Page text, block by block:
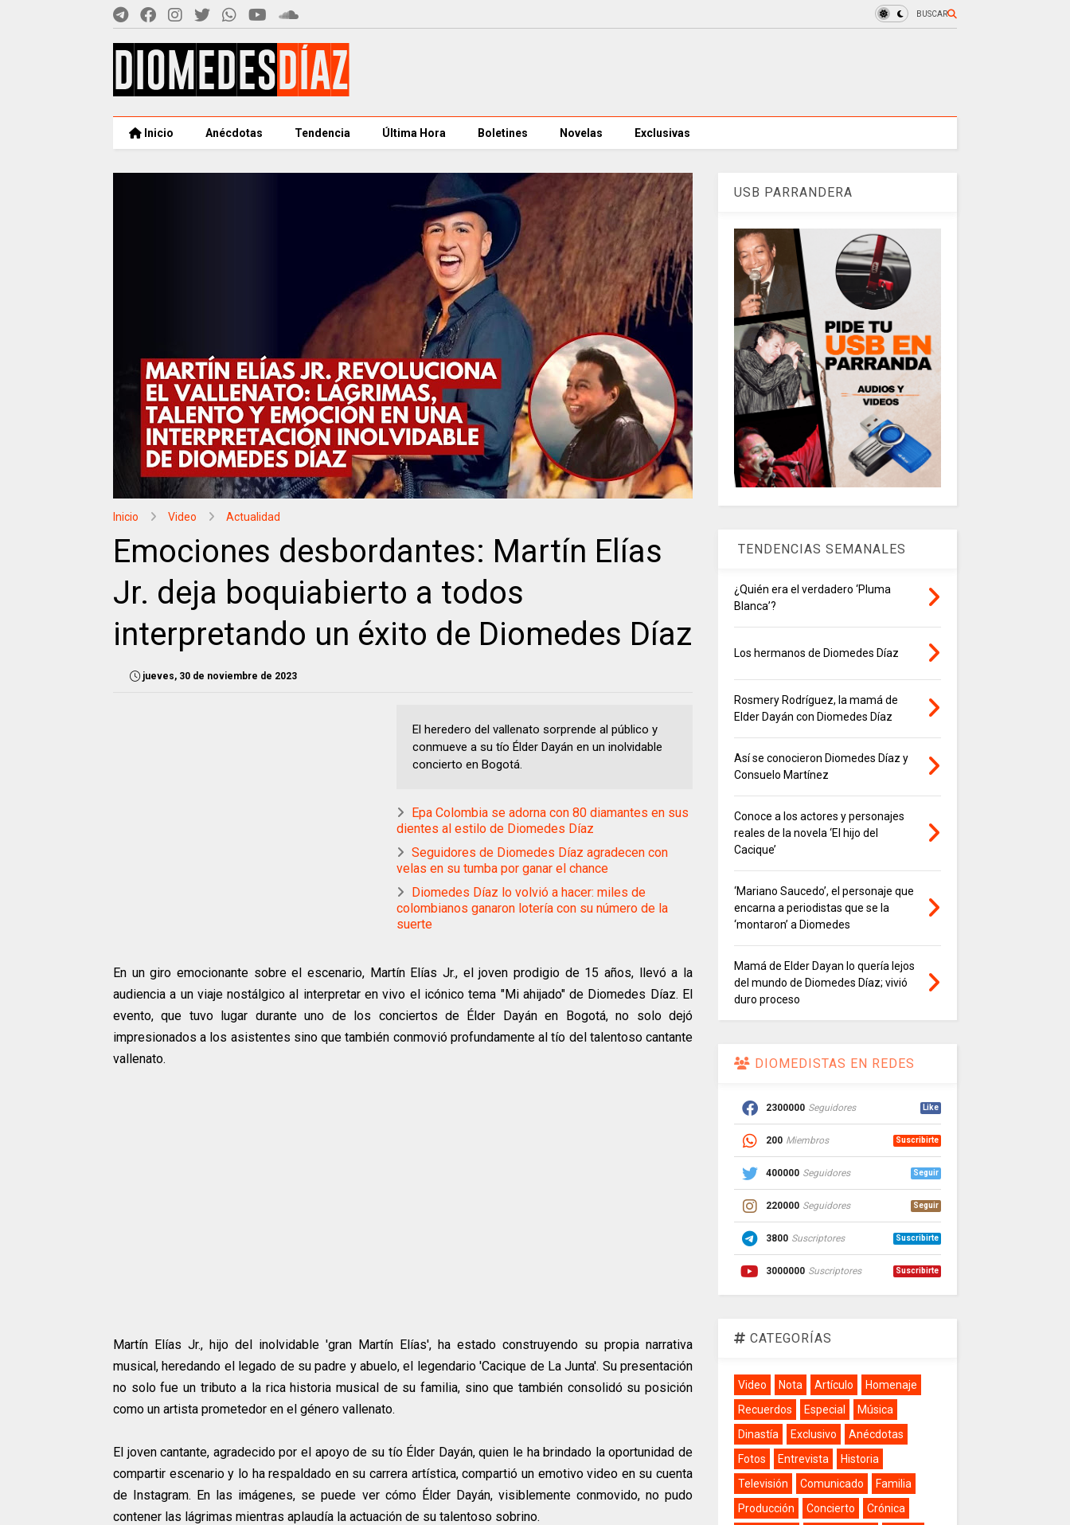
BUSCAR
Inicio Anécdotas Tendencia Última Hora Boletines Novelas Exclusivas
Inicio Video Actualidad
Emociones desbordantes: Martín Elías
Jr. deja boquiabierto a todos
interpretando un éxito de Diomedes Díaz
jueves, 30 de noviembre de 2023
El heredero del vallenato sorprende al público y
conmueve a su tío Élder Dayán en un inolvidable
concierto en Bogotá.
Epa Colombia se adorna con 80 diamantes en sus
dientes al estilo de Diomedes Díaz
Seguidores de Diomedes Díaz agradecen con
velas en su tumba por ganar el chance
Diomedes Díaz lo volvió a hacer: miles de
colombianos ganaron lotería con su número de la
suerte
En un giro emocionante sobre el escenario, Martín Elías Jr., el joven prodigio de 15 años, llevó a la
audiencia a un viaje nostálgico al interpretar en vivo el icónico tema "Mi ahijado" de Diomedes Díaz. El
evento, que tuvo lugar durante uno de los conciertos de Élder Dayán en Bogotá, no solo dejó
impresionados a los asistentes sino que también conmovió profundamente al tío del talentoso cantante
vallenato.
Martín Elías Jr., hijo del inolvidable 'gran Martín Elías', ha estado construyendo su propia narrativa
musical, heredando el legado de su padre y abuelo, el legendario 'Cacique de La Junta'. Su presentación
no solo fue un tributo a la rica historia musical de su familia, sino que también consolidó su posición
como un artista prometedor en el género vallenato.
El joven cantante, agradecido por el apoyo de su tío Élder Dayán, quien le ha brindado la oportunidad de
compartir escenario y lo ha respaldado en su carrera artística, compartió un emotivo video en su cuenta
de Instagram. En las imágenes, se puede ver cómo Élder Dayán, visiblemente conmovido, no pudo
contener las lágrimas mientras aplaudía la actuación de su talentoso sobrino.
USB PARRANDERA
TENDENCIAS SEMANALES
¿Quién era el verdadero ‘Pluma
Blanca’?
Los hermanos de Diomedes Díaz
Rosmery Rodríguez, la mamá de
Elder Dayán con Diomedes Díaz
Así se conocieron Diomedes Díaz y
Consuelo Martínez
Conoce a los actores y personajes
reales de la novela ‘El hijo del
Cacique’
‘Mariano Saucedo’, el personaje que
encarna a periodistas que se la
‘montaron’ a Diomedes
Mamá de Elder Dayan lo quería lejos
del mundo de Diomedes Díaz; vivió
duro proceso
DIOMEDISTAS EN REDES
2300000 Seguidores Like
200 Miembros Suscribirte
400000 Seguidores Seguir
220000 Seguidores Seguir
3800 Suscriptores Suscribirte
3000000 Suscriptores Suscribirte
CATEGORÍAS
Video Nota Artículo
Homenaje
Recuerdos
Especial
Música
Dinastía
Exclusivo
Anécdotas
Fotos
Entrevista
Historia
Televisión
Comunicado
Familia
Producción
Concierto
Crónica